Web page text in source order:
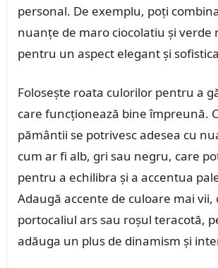
personal. De exemplu, poți
nuanțe de maro ciocolatiu și verde
pentru un aspect elegant și
Folosește roata culorilor pentru a
care funcționează bine împreună.
pământii se potrivesc adesea cu
cum ar fi alb, gri sau negru, care
pentru a echilibra și a accentua
Adaugă accente de culoare mai vii,
portocaliul ars sau roșul teracotă,
adăuga un plus de dinamism și